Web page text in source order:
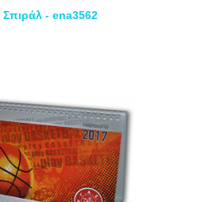
Σπιράλ - ena3562